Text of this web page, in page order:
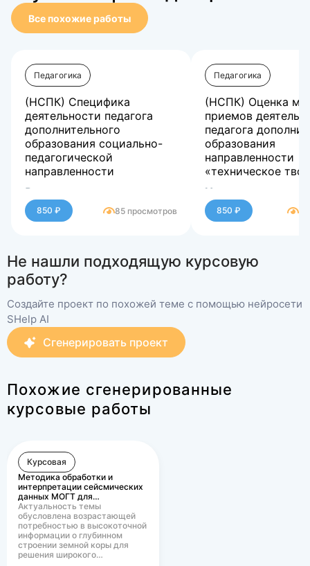
Все похожие работы
Педагогика
(НСПК) Специфика
деятельности педагога
дополнительного
образования социально-
педагогической
направленности
Выполнение всех видов
работ.
850 ₽ 85 просмотров
Педагогика
(НСПК) Оценка
приемов
педагога
образования
направленности
«техническое
Нужна помощь
обращайтесь в лс
850 ₽
Не нашли подходящую курсовую
работу?
Создайте проект по похожей теме с помощью нейросети
SHelp AI
Сгенерировать проект
Похожие сгенерированные
курсовые работы
Курсовая
Методика обработки и
интерпретации сейсмических
данных МОГТ для…
Актуальность темы
обусловлена возрастающей
потребностью в высокоточной
информации о глубинном
строении земной коры для
решения широкого…